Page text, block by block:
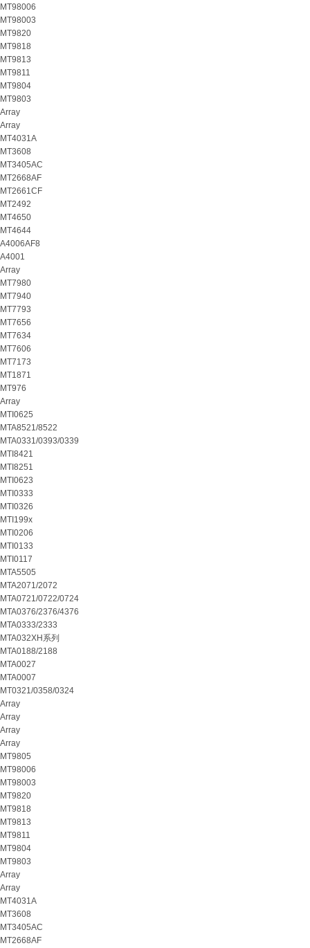
MT98006
MT98003
MT9820
MT9818
MT9813
MT9811
MT9804
MT9803
Array
Array
MT4031A
MT3608
MT3405AC
MT2668AF
MT2661CF
MT2492
MT4650
MT4644
A4006AF8
A4001
Array
MT7980
MT7940
MT7793
MT7656
MT7634
MT7606
MT7173
MT1871
MT976
Array
MTI0625
MTA8521/8522
MTA0331/0393/0339
MTI8421
MTI8251
MTI0623
MTI0333
MTI0326
MTI199x
MTI0206
MTI0133
MTI0117
MTA5505
MTA2071/2072
MTA0721/0722/0724
MTA0376/2376/4376
MTA0333/2333
MTA032XH系列
MTA0188/2188
MTA0027
MTA0007
MT0321/0358/0324
Array
Array
Array
Array
MT9805
MT98006
MT98003
MT9820
MT9818
MT9813
MT9811
MT9804
MT9803
Array
Array
MT4031A
MT3608
MT3405AC
MT2668AF